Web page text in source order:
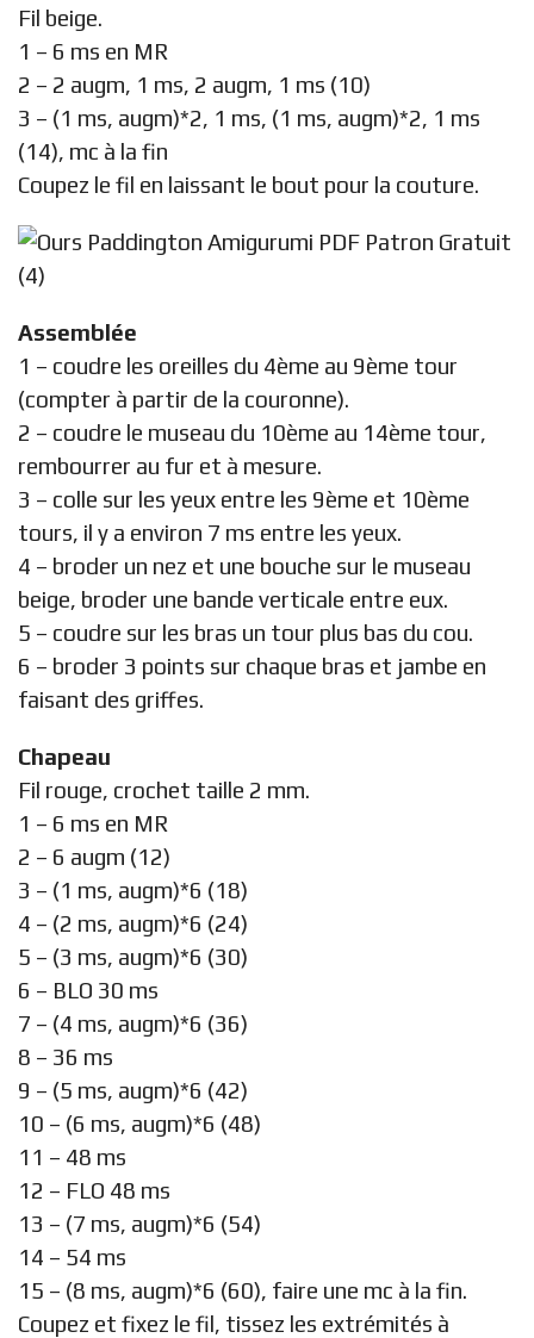
Fil beige.
1 – 6 ms en MR
2 – 2 augm, 1 ms, 2 augm, 1 ms (10)
3 – (1 ms, augm)*2, 1 ms, (1 ms, augm)*2, 1 ms
(14), mc à la fin
Coupez le fil en laissant le bout pour la couture.
Assemblée
1 – coudre les oreilles du 4ème au 9ème tour
(compter à partir de la couronne).
2 – coudre le museau du 10ème au 14ème tour,
rembourrer au fur et à mesure.
3 – colle sur les yeux entre les 9ème et 10ème
tours, il y a environ 7 ms entre les yeux.
4 – broder un nez et une bouche sur le museau
beige, broder une bande verticale entre eux.
5 – coudre sur les bras un tour plus bas du cou.
6 – broder 3 points sur chaque bras et jambe en
faisant des griffes.
Chapeau
Fil rouge, crochet taille 2 mm.
1 – 6 ms en MR
2 – 6 augm (12)
3 – (1 ms, augm)*6 (18)
4 – (2 ms, augm)*6 (24)
5 – (3 ms, augm)*6 (30)
6 – BLO 30 ms
7 – (4 ms, augm)*6 (36)
8 – 36 ms
9 – (5 ms, augm)*6 (42)
10 – (6 ms, augm)*6 (48)
11 – 48 ms
12 – FLO 48 ms
13 – (7 ms, augm)*6 (54)
14 – 54 ms
15 – (8 ms, augm)*6 (60), faire une mc à la fin.
Coupez et fixez le fil, tissez les extrémités à